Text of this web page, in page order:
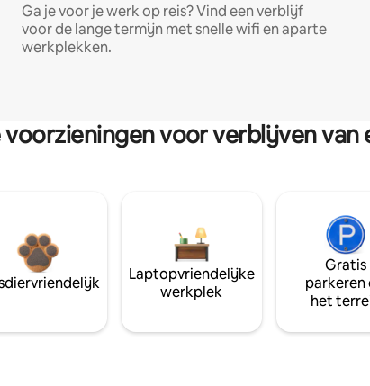
Ga je voor je werk op reis? Vind een verblijf
voor de lange termijn met snelle wifi en aparte
werkplekken.
voorzieningen voor verblijven van
Laptopvriendelijke
werkplek
Gratis
parkeren
het